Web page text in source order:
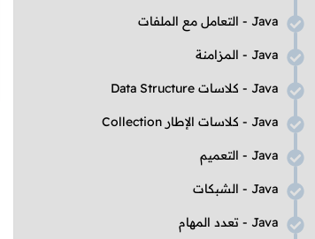
Java - التعامل مع الملفات
Java - المزامنة
Java - كلاسات Data Structure
Java - كلاسات الإطار Collection
Java - التعميم
Java - الشبكات
Java - تعدد المهام